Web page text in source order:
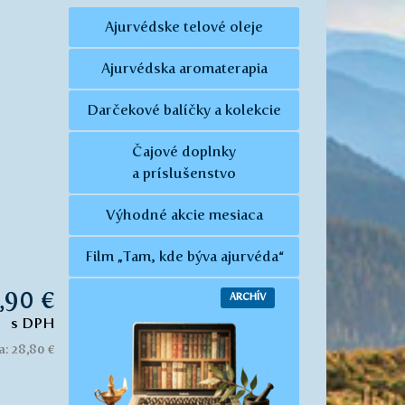
€
s DPH
28,80 €
Ajurvédske telové oleje
Ajurvédska aromaterapia
Darčekové balíčky a kolekcie
Čajové doplnky
a príslušenstvo
Výhodné akcie mesiaca
Film „Tam, kde býva ajurvéda“
ARCHÍV